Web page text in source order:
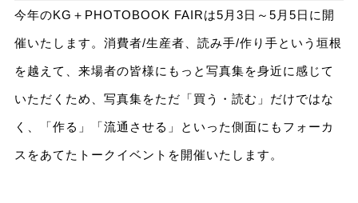
今年のKG＋PHOTOBOOK FAIRは5月3日～5月5日に開
催いたします。消費者/生産者、読み手/作り手という垣根
を越えて、来場者の皆様にもっと写真集を身近に感じて
いただくため、写真集をただ「買う・読む」だけではな
く、「作る」「流通させる」といった側面にもフォーカ
スをあてたトークイベントを開催いたします。